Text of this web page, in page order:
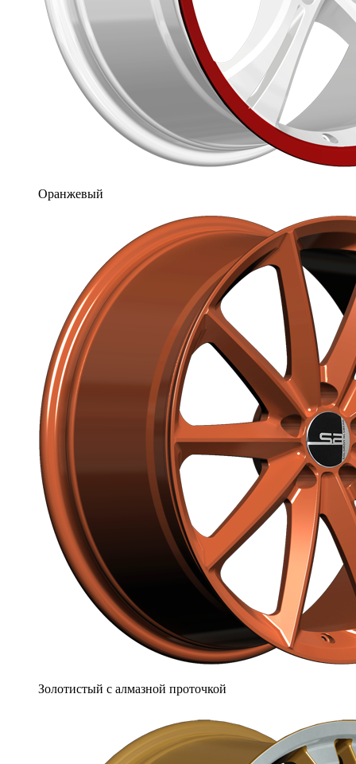
Оранжевый
Золотистый с алмазной проточкой